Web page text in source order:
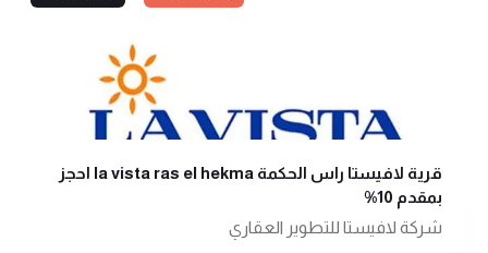
قرية لافيستا راس الحكمة la vista ras el hekma احجز
بمقدم 10%
شركة لافيستا للتطوير العقاري